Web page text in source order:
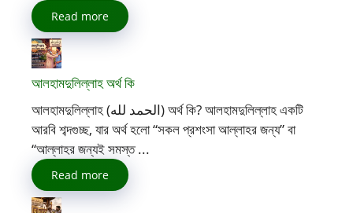
Read more
আলহামদুলিল্লাহ অর্থ কি
আলহামদুলিল্লাহ (الحمد لله) অর্থ কি? আলহামদুলিল্লাহ একটি
আরবি শব্দগুচ্ছ, যার অর্থ হলো “সকল প্রশংসা আল্লাহর জন্য” বা
“আল্লাহর জন্যই সমস্ত ...
Read more